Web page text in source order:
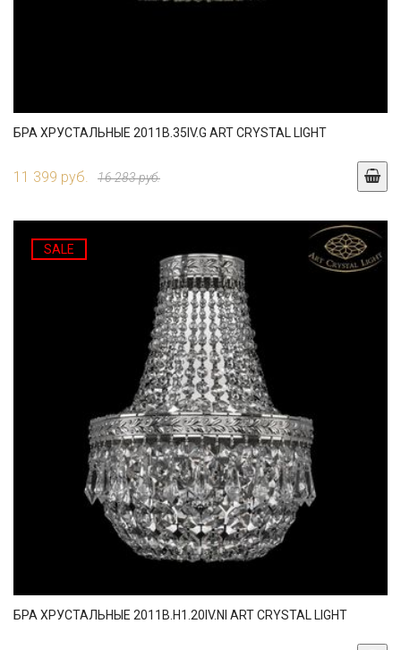
БРА ХРУСТАЛЬНЫЕ 2011B.35IV.G ART CRYSTAL LIGHT
11 399 руб. 16 283 руб.
SALE
БРА ХРУСТАЛЬНЫЕ 2011B.H1.20IV.NI ART CRYSTAL LIGHT